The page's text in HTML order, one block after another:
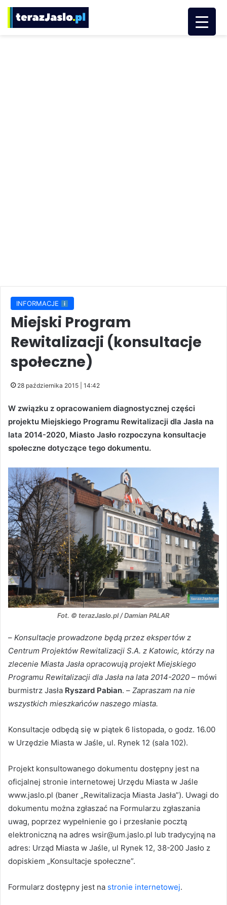
INFORMACJE
Miejski Program
Rewitalizacji (konsultacje
społeczne)
28 października 2015 | 14:42
W związku z opracowaniem diagnostycznej części
projektu Miejskiego Programu Rewitalizacji dla Jasła na
lata 2014-2020, Miasto Jasło rozpoczyna konsultacje
społeczne dotyczące tego dokumentu.
Fot. © terazJaslo.pl / Damian PALAR
– Konsultacje prowadzone będą przez ekspertów z
Centrum Projektów Rewitalizacji S.A. z Katowic, którzy na
zlecenie Miasta Jasła opracowują projekt Miejskiego
Programu Rewitalizacji dla Jasła na lata 2014-2020 – mówi
burmistrz Jasła Ryszard Pabian. – Zapraszam na nie
wszystkich mieszkańców naszego miasta.
Konsultacje odbędą się w piątek 6 listopada, o godz. 16.00
w Urzędzie Miasta w Jaśle, ul. Rynek 12 (sala 102).
Projekt konsultowanego dokumentu dostępny jest na
oficjalnej stronie internetowej Urzędu Miasta w Jaśle
www.jaslo.pl (baner „Rewitalizacja Miasta Jasła”). Uwagi do
dokumentu można zgłaszać na Formularzu zgłaszania
uwag, poprzez wypełnienie go i przesłanie pocztą
elektroniczną na adres wsir@um.jaslo.pl lub tradycyjną na
adres: Urząd Miasta w Jaśle, ul Rynek 12, 38-200 Jasło z
dopiskiem „Konsultacje społeczne”.
Formularz dostępny jest na stronie internetowej.